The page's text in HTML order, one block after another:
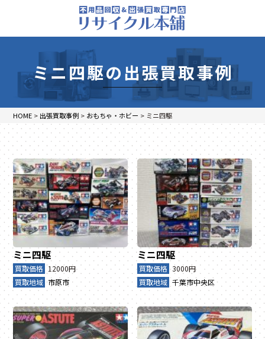
ミニ四駆の出張買取事例
HOME > 出張買取事例 > おもちゃ・ホビー > ミニ四駆
ミニ四駆
買取価格 12000円
買取地域 市原市
ミニ四駆
買取価格 3000円
買取地域 千葉市中央区